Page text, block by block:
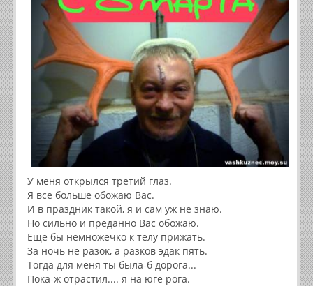
У меня открылся третий глаз.
Я все больше обожаю Вас.
И в праздник такой, я и сам уж не знаю.
Но сильно и преданно Вас обожаю.
Еще бы немножечко к телу прижать.
За ночь не разок, а разков эдак пять.
Тогда для меня ты была-б дорога...
Пока-ж отрастил.... я на юге рога.